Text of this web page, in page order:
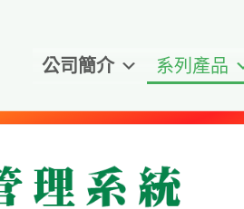
公司簡介 系列產品